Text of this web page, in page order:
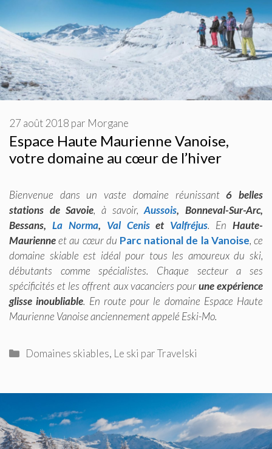
Espace Haute Maurienne Vanoise,
votre domaine au cœur de l’hiver
27 août 2018 par Morgane
Bienvenue dans un vaste domaine réunissant6 belles
stations de Savoie, à savoir,Aussois, Bonneval-Sur-Arc,
Bessans, La Norma, Val Ceniset Valfréjus. En Haute-
Maurienneet au cœur du Parc national de la Vanoise, ce
domaine skiable est idéal pour tous les amoureux du ski,
débutants comme spécialistes. Chaque secteur a ses
spécificités et les offrent aux vacanciers pourune expérience
glisse inoubliable. En route pour le domaine Espace Haute
Maurienne Vanoise anciennement appelé Eski-Mo.
Catégories
Domaines skiables, Le ski par Travelski